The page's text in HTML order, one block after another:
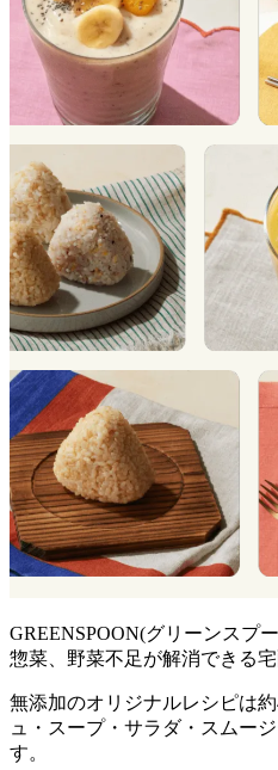
GREENSPOON(グリーンスプ
惣菜、野菜不足が解消できる
無添加のオリジナルレシピは
ュ・スープ・サラダ・スムー
す。